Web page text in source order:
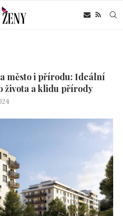
město i přírodu: Ideální
života a klidu přírody